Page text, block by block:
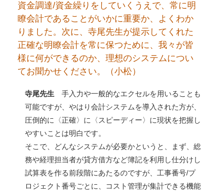
資金調達/資金繰りをしていくうえで、常に明
瞭会計であることがいかに重要か、よくわか
りました。次に、寺尾先生が提示してくれた
正確な明瞭会計を常に保つために、我々が皆
様に何ができるのか、理想のシステムについ
てお聞かせください。（小松）
寺尾先生
手入力や一般的なエクセルを用いることも
可能ですが、やはり会計システムを導入された方が、
圧倒的に〈正確〉に〈スピーディー〉に現状を把握し
やすいことは明白です。
そこで、どんなシステムが必要かというと、まず、総
務や経理担当者が貸方借方など簿記を利用し仕分けし
試算表を作る前段階にあたるのですが、工事番号/プ
ロジェクト番号ごとに、コスト管理が集計できる機能